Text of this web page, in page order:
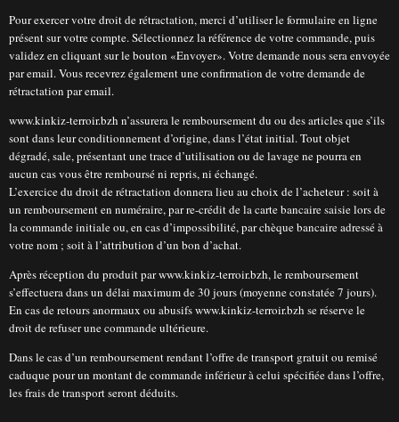
Pour exercer votre droit de rétractation, merci d’utiliser le formulaire en ligne
présent sur votre compte. Sélectionnez la référence de votre commande, puis
validez en cliquant sur le bouton «Envoyer». Votre demande nous sera envoyée
par email. Vous recevrez également une confirmation de votre demande de
rétractation par email.
www.kinkiz-terroir.bzh n’assurera le remboursement du ou des articles que s’ils
sont dans leur conditionnement d’origine, dans l’état initial. Tout objet
dégradé, sale, présentant une trace d’utilisation ou de lavage ne pourra en
aucun cas vous être remboursé ni repris, ni échangé.
L’exercice du droit de rétractation donnera lieu au choix de l’acheteur : soit à
un remboursement en numéraire, par re-crédit de la carte bancaire saisie lors de
la commande initiale ou, en cas d’impossibilité, par chèque bancaire adressé à
votre nom ; soit à l’attribution d’un bon d’achat.
Après réception du produit par www.kinkiz-terroir.bzh, le remboursement
s’effectuera dans un délai maximum de 30 jours (moyenne constatée 7 jours).
En cas de retours anormaux ou abusifs www.kinkiz-terroir.bzh se réserve le
droit de refuser une commande ultérieure.
Dans le cas d’un remboursement rendant l’offre de transport gratuit ou remisé
caduque pour un montant de commande inférieur à celui spécifiée dans l’offre,
les frais de transport seront déduits.